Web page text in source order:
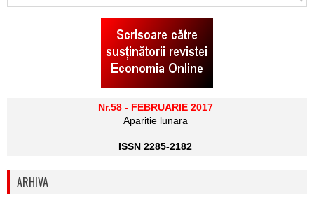
Nr.58 - FEBRUARIE 2017
Aparitie lunara
ISSN 2285-2182
ARHIVA